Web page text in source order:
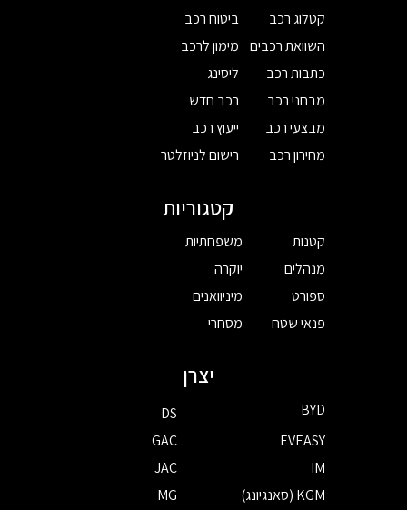
קטלוג רכב
השוואת רכבים
כתבות רכב
מבחני רכב
מבצעי רכב
מחירון רכב
ביטוח רכב
מימון לרכב
ליסינג
רכב חדש
ייעוץ רכב
רישום לניוזלטר
קטגוריות
קטנות
מנהלים
ספורט
פנאי שטח
משפחתיות
יוקרה
מיניוואנים
מסחרי
יצרן
BYD
DS
EVEASY
GAC
IM
JAC
KGM (סאנגיונג)
MG